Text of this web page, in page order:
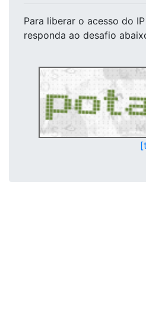
Para liberar o acesso do IP
responda ao desafio